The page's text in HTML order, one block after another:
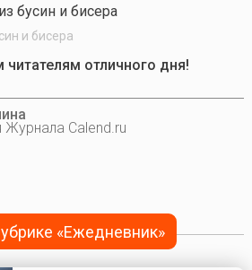
и бисера
отличного дня!
Журнала Calend.ru
«Ежедневник»